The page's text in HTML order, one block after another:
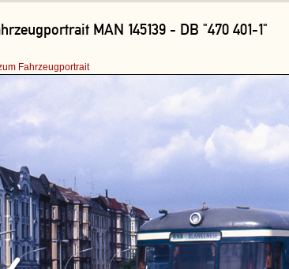
MAN 145139 - DB "470 401-1"
Fahrzeugportrait